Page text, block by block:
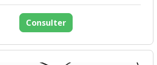
Consulter